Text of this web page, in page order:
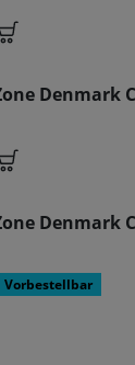
Denmark
Denmark
Vorbestellbar